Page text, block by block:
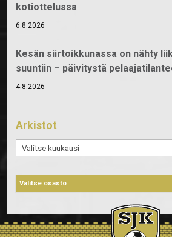
kotiottelussa
6.8.2026
Kesän siirtoikkunassa on nähty
suuntiin – päivitystä
4.8.2026
Arkistot
Arkistot